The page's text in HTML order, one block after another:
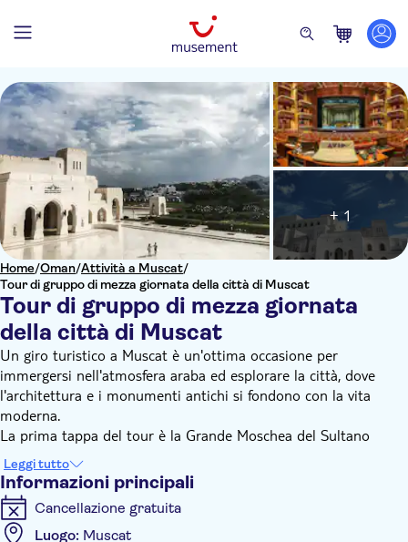
Home/Oman/Attività a Muscat/
Tour di gruppo di mezza giornata della città di Muscat
Tour di gruppo di mezza giornata
della città di Muscat
+ 1
Un giro turistico a Muscat è un'ottima occasione per
immergersi nell'atmosfera araba ed esplorare la città, dove
l'architettura e i monumenti antichi si fondono con la vita
moderna.
La prima tappa del tour è la Grande Moschea del Sultano
Qaboos, un tradizionale edificio islamico luminoso in arenaria e
marmo. La tappa successiva è la Royal Opera House, prima di
dirigersi al Souq di Muttrah, un mercato situato ai piedi del
Golfo dell'Oman. È il luogo ideale per dare un'occhiata alla vita
quotidiana degli omaniti. Cercate oggetti autentici e
Leggi tutto
Informazioni principali
Cancellazione gratuita
Luogo: Muscat